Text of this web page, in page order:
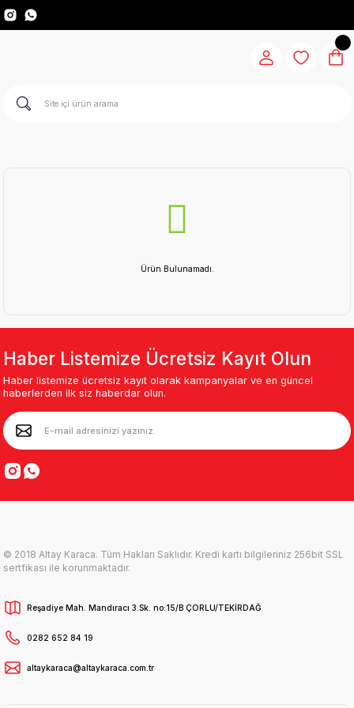
Ürün Bulunamadı.
Haber Listemize Ücretsiz Kayıt Olun
Haber listemize ücretsiz kayıt olarak kampanyalar ve en güncel
haberlerden ilk siz haberdar olun.
© 2018 Altay Karaca. Tüm Hakları Saklıdır. Kredi kartı bilgileriniz 256bit SSL
sertfikası ile korunmaktadır.
Reşadiye Mah. Mandıracı 3.Sk. no:15/B ÇORLU/TEKİRDAĞ
0282 652 84 19
altaykaraca@altaykaraca.com.tr